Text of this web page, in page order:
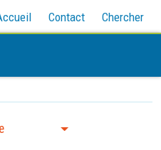
Contact Chercher